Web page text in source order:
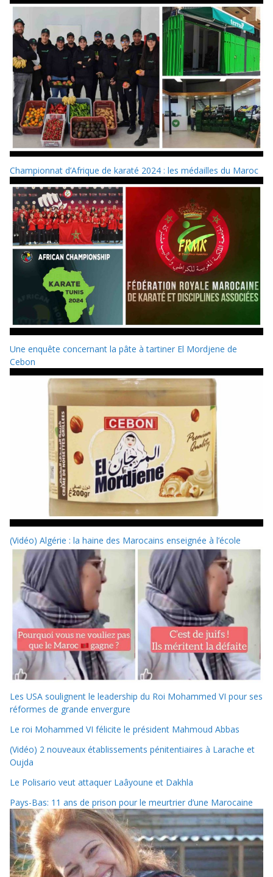
Championnat d’Afrique de karaté 2024 : les médailles du Maroc
Une enquête concernant la pâte à tartiner El Mordjene de
Cebon
(Vidéo) Algérie : la haine des Marocains enseignée à l’école
Les USA soulignent le leadership du Roi Mohammed VI pour ses
réformes de grande envergure
Le roi Mohammed VI félicite le président Mahmoud Abbas
(Vidéo) 2 nouveaux établissements pénitentiaires à Larache et
Oujda
Le Polisario veut attaquer Laâyoune et Dakhla
Pays-Bas: 11 ans de prison pour le meurtrier d’une Marocaine